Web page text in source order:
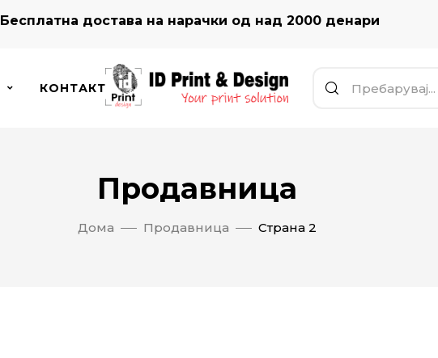
Бесплатна достава на нарачки од над 2000 денари
КОНТАКТ
Продавница
Дома Продавница Страна 2